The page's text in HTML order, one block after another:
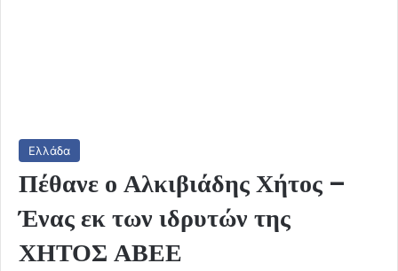
Ελλάδα
Πέθανε ο Αλκιβιάδης Χήτος –
Ένας εκ των ιδρυτών της
ΧΗΤΟΣ ΑΒΕΕ